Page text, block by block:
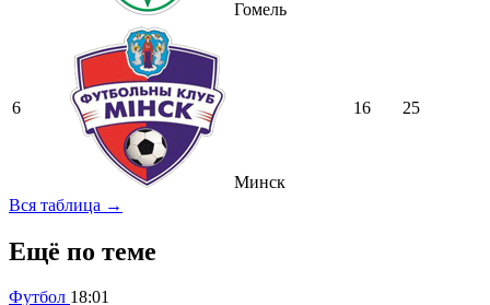
Гомель
6
Минск
16 25
Вся таблица →
Ещё по теме
Футбол 18:01